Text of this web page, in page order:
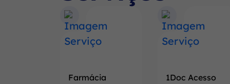
Farmácia
1Doc Acesso